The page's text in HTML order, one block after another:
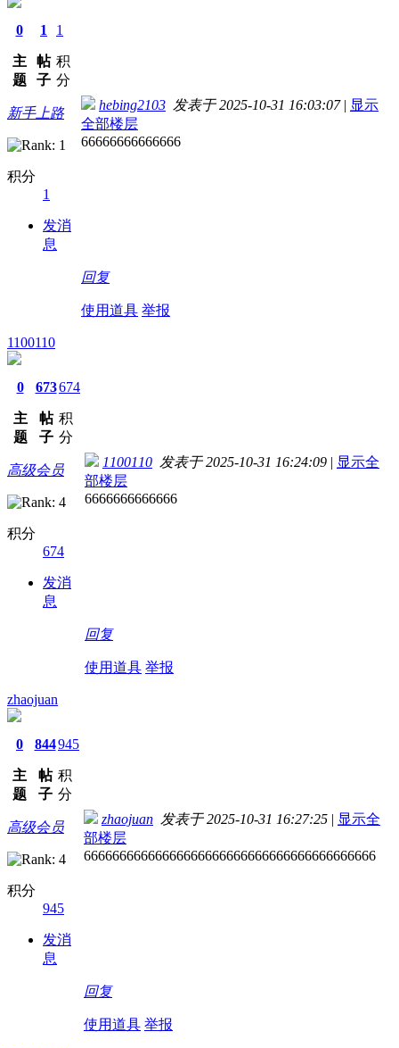
0
主
题
1
帖
子
1
积
分
新手上路
积分
1
发消
息
hebing2103 发表于 2025-10-31 16:03:07 | 显示
全部楼层
66666666666666
回复
使用道具 举报
1100110
0
主
题
673
帖
子
674
积
分
高级会员
积分
674
发消
息
1100110 发表于 2025-10-31 16:24:09 | 显示全
部楼层
6666666666666
回复
使用道具 举报
zhaojuan
0
主
题
844
帖
子
945
积
分
高级会员
积分
945
发消
息
zhaojuan 发表于 2025-10-31 16:27:25 | 显示全
部楼层
66666666666666666666666666666666666666666
回复
使用道具 举报